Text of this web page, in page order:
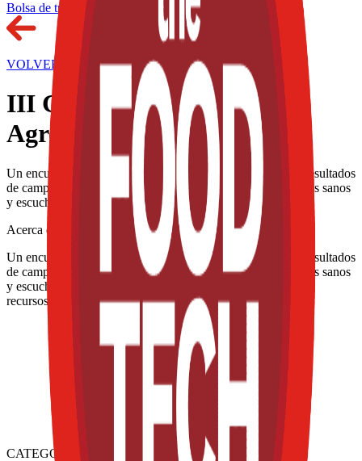
Bolsa de trabajo
VOLVER AL INICIO
III Congreso Mexicano de
Agroecología 2024
Un encuentro para conocer los avances de investigación y resultados
de campo que buscan incrementar la producción de alimentos sanos
y escuchar
Acerca del evento
Un encuentro para conocer los avances de investigación y resultados
de campo que buscan incrementar la producción de alimentos sanos
y escuchar experiencias para mejorar la conservación de los
recursos.
CATEGORÍAS